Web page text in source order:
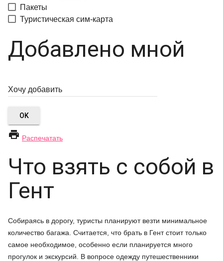
Пакеты
Туристическая сим-карта
Добавлено мной
OK
 Распечатать
Что взять с собой в
Гент
Собираясь в дорогу, туристы планируют везти минимальное
количество багажа. Считается, что брать в Гент стоит только
самое необходимое, особенно если планируется много
прогулок и экскурсий. В вопросе одежду путешественники